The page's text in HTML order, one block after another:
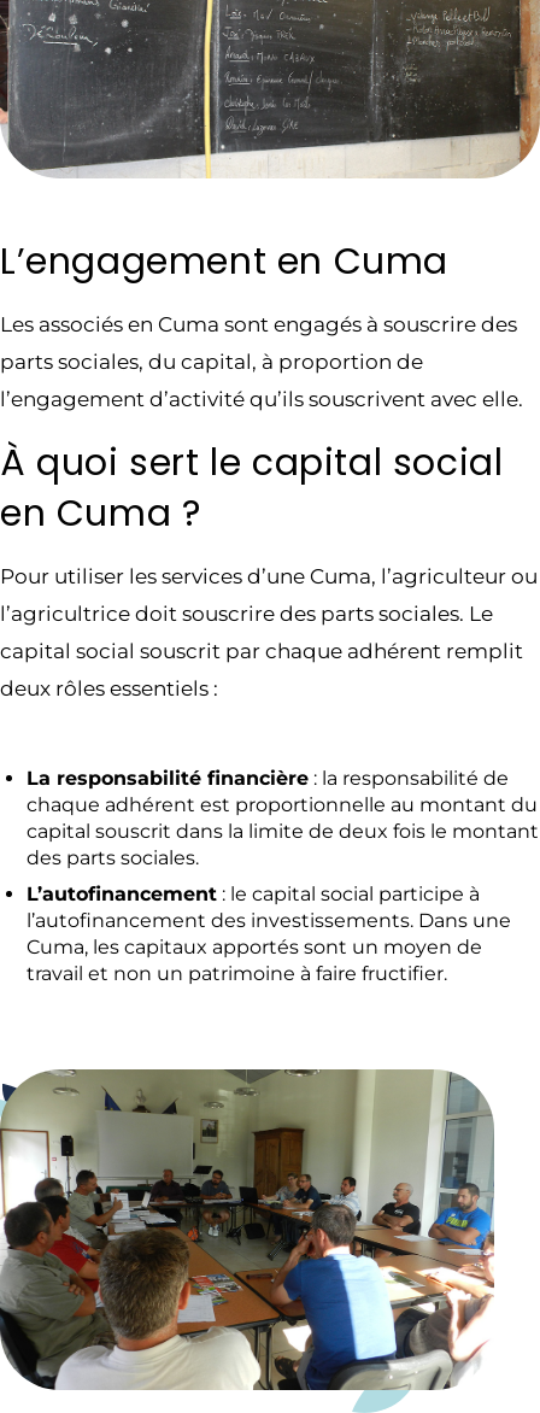
L’engagement en Cuma
Les associés en Cuma sont engagés à souscrire des
parts sociales, du capital, à proportion de
l’engagement d’activité qu’ils souscrivent avec elle.
À quoi sert le capital social
en Cuma ?
Pour utiliser les services d’une Cuma, l’agriculteur ou
l’agricultrice doit souscrire des parts sociales. Le
capital social souscrit par chaque adhérent remplit
deux rôles essentiels :
La responsabilité financière : la responsabilité de
chaque adhérent est proportionnelle au montant du
capital souscrit dans la limite de deux fois le montant
des parts sociales.
L’autofinancement : le capital social participe à
l’autofinancement des investissements. Dans une
Cuma, les capitaux apportés sont un moyen de
travail et non un patrimoine à faire fructifier.